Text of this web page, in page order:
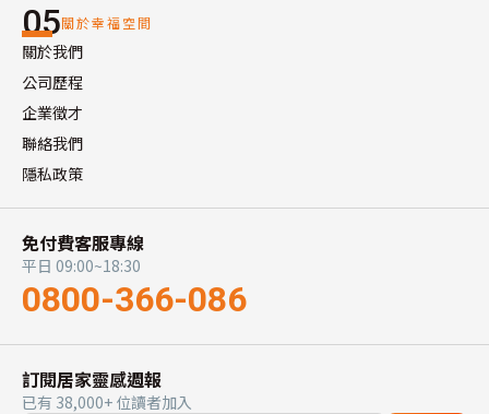
05關於幸福空間
關於我們
公司歷程
企業徵才
聯絡我們
隱私政策
免付費客服專線
平日 09:00~18:30
0800-366-086
訂閱居家靈感週報
已有 38,000+ 位讀者加入